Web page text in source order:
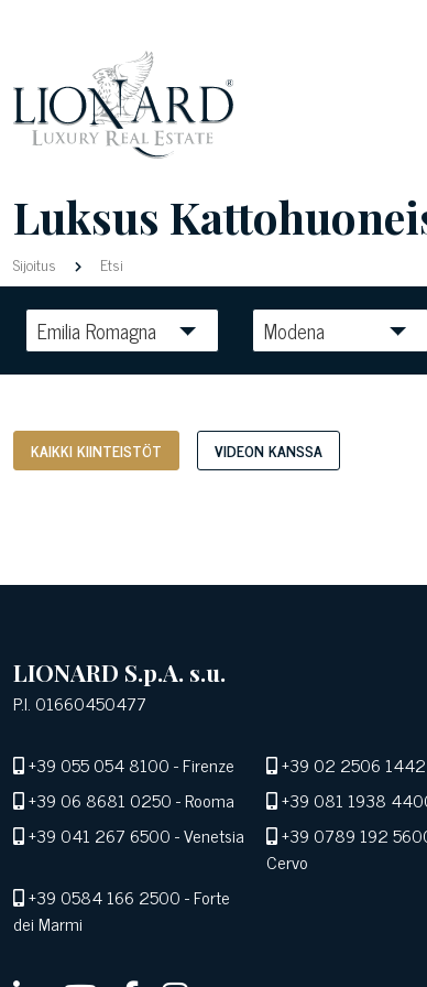
Luksus
Sijoitus Etsi
Emilia Romagna Modena
KAIKKI KIINTEISTÖT VIDEON KANSSA
LIONARD S.p.A. s.u.
P.I. 01660450477
+39 055 054 8100- Firenze +39 02 2506 1442
+39 06 8681 0250- Rooma +39 081 1938
+39 041 267 6500- Venetsia +39 0789 192
Cervo
+39 0584 166 2500- Forte
dei Marmi